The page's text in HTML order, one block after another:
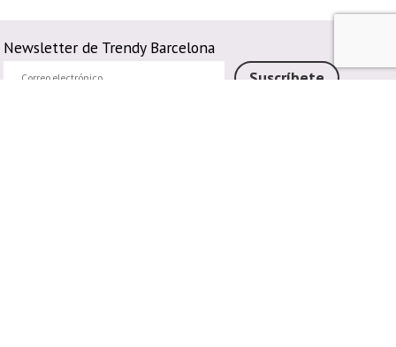
Newsletter de Trendy Barcelona
electrónico
Suscríbete